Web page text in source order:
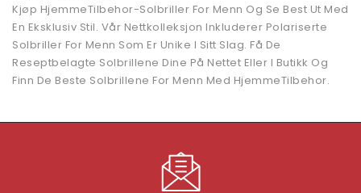
Kjøp HjemmeTilbehor-Solbriller For Menn Og Se Best Ut Med
En Eksklusiv Stil. Vår Nettkolleksjon Inkluderer Polariserte
Solbriller For Menn Som Er Unike I Sitt Slag. Få De
Reseptbelagte Solbrillene Dine På Nettet Eller I Butikk Og
Finn De Beste Solbrillene For Menn Med HjemmeTilbehor.